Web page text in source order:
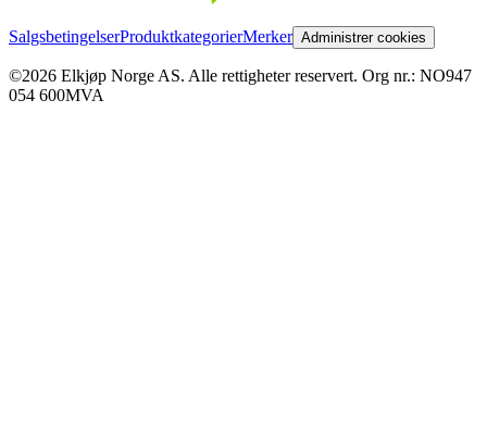
SalgsbetingelserProduktkategorierMerker Administrer cookies
©2026 Elkjøp Norge AS. Alle rettigheter reservert. Org nr.: NO947
054 600MVA